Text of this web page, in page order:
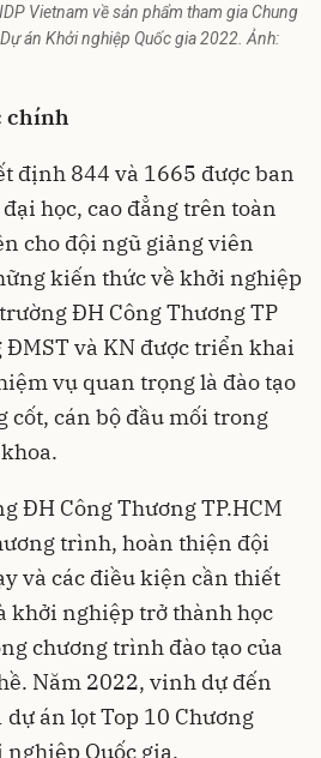
Vietnam về sản phẩm tham gia Chung
án Khởi nghiệp Quốc gia 2022. Ảnh:
chính
định 844 và 1665 được ban
học, cao đẳng trên toàn
cho đội ngũ giảng viên
kiến thức về khởi nghiệp
ĐH Công Thương TP
ĐMST và KN được triển khai
vụ quan trọng là đào tạo
cốt, cán bộ đầu mối trong
ĐH Công Thương TP.HCM
trình, hoàn thiện đội
và các điều kiện cần thiết
khởi nghiệp trở thành học
chương trình đào tạo của
Năm 2022, vinh dự đến
án lọt Top 10 Chương
Quốc gia.